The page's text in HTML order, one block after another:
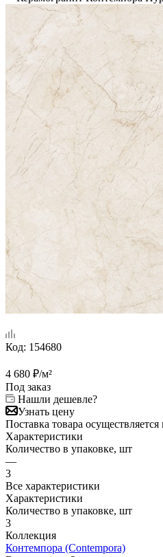
Код: 154680
4 680 ₽/м²
Под заказ
Нашли дешевле?
Узнать цену
Поставка товара осуществляется
Характеристики
Количество в упаковке, шт
—
3
Все характеристики
Характеристики
Количество в упаковке, шт
3
Коллекция
Контемпора (Contempora)